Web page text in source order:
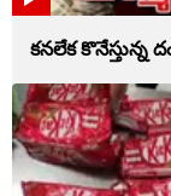
కనలేక కొనేస్తున్న